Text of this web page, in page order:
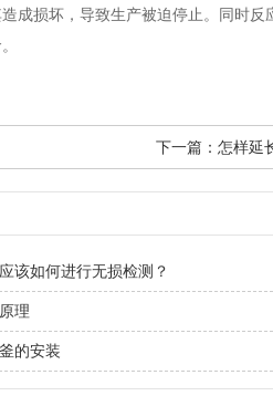
损坏，导致生产被迫停止。同时反
下一篇： 怎样延
该如何进行无损检测？
理
的安装